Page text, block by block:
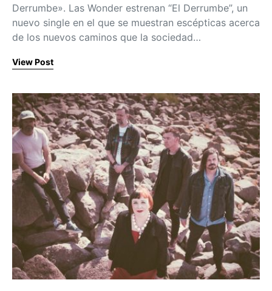
Derrumbe». Las Wonder estrenan “El Derrumbe”, un
nuevo single en el que se muestran escépticas acerca
de los nuevos caminos que la sociedad…
View Post